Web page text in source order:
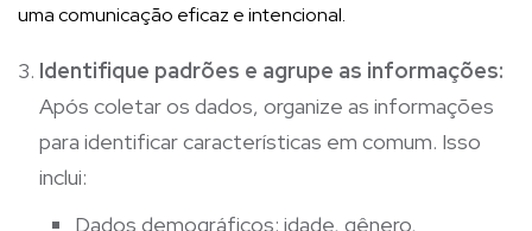
uma comunicação eficaz e intencional.
Identifique padrões e agrupe as informações:
Após coletar os dados, organize as informações
para identificar características em comum. Isso
inclui:
Dados demográficos: idade, gênero,